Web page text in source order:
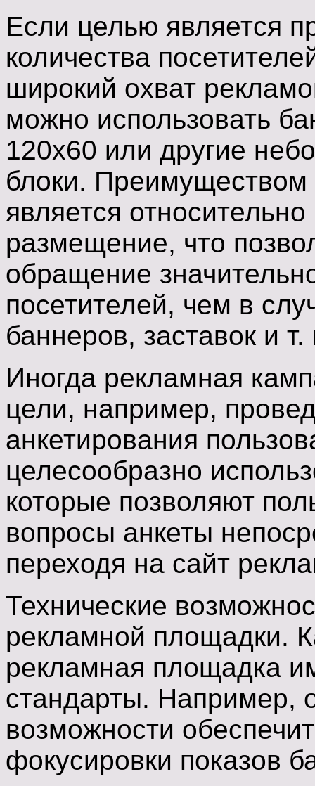
Если целью является
количества
широкий охват
можно использовать
120x60 или другие
блоки. Преимуществом
является
размещение, что
обращение
посетителей, чем в
баннеров, заставок и т.
Иногда рекламная
цели, например,
анкетирования
целесообразно
которые позволяют
вопросы анкеты
переходя на сайт
Технические
рекламной площадки.
рекламная площадка
стандарты. Например,
возможности
фокусировки показов